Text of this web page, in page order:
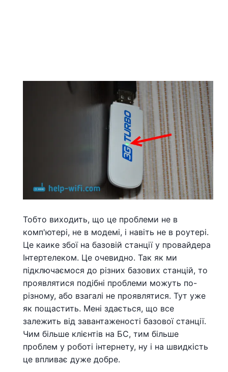
Тобто виходить, що це проблеми не в
комп'ютері, не в модемі, і навіть не в роутері.
Це каике збої на базовій станції у провайдера
Інтертелеком. Це очевидно. Так як ми
підключаємося до різних базових станцій, то
проявлятися подібні проблеми можуть по-
різному, або взагалі не проявлятися. Тут уже
як пощастить. Мені здається, що все
залежить від завантаженості базової станції.
Чим більше клієнтів на БС, тим більше
проблем у роботі інтернету, ну і на швидкість
це впливає дуже добре.